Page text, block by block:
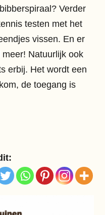
Verder
testen met het
vissen. En er
Natuurlijk ook
erbij. Het wordt een
de toegang is